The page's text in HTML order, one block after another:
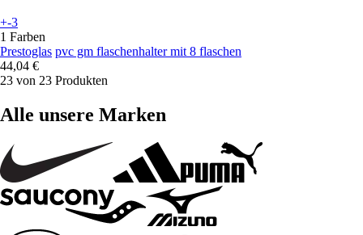
+-3
1 Farben
Prestoglas pvc gm flaschenhalter mit 8 flaschen
44,04 €
23 von 23 Produkten
Alle unsere Marken